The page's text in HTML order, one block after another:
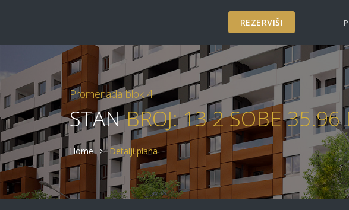
REZERVIŠI
Promenada blok 4
STANBROJ: 13 2 SOBE 35.96
Home Detalji plana